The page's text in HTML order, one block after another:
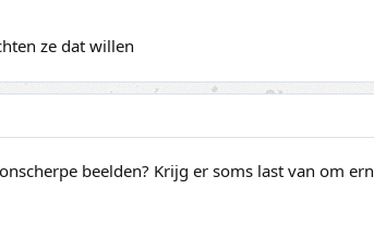
ze dat willen
beelden? Krijg er soms last van om